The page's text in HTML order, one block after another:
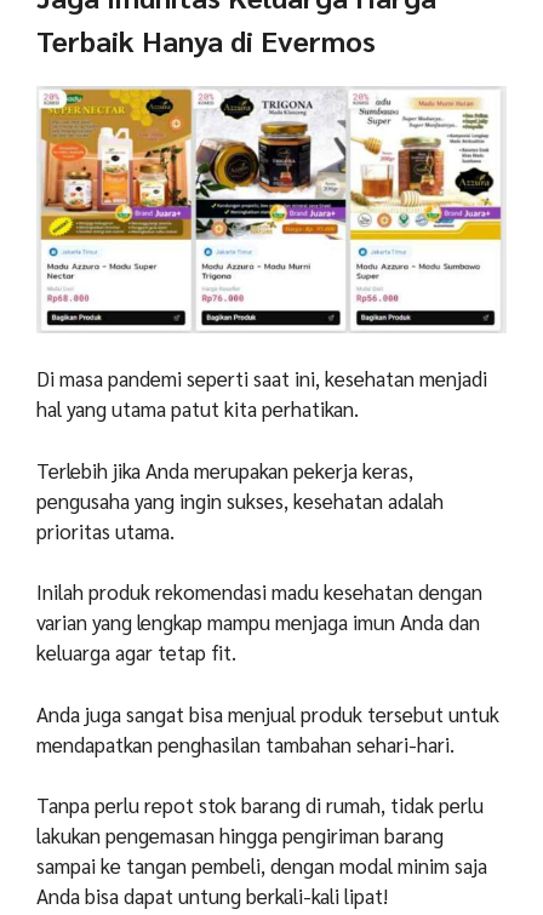
Terbaik Hanya di Evermos
Di masa pandemi seperti saat ini, kesehatan menjadi
hal yang utama patut kita perhatikan.
Terlebih jika Anda merupakan pekerja keras,
pengusaha yang ingin sukses, kesehatan adalah
prioritas utama.
Inilah produk rekomendasi madu kesehatan dengan
varian yang lengkap mampu menjaga imun Anda dan
keluarga agar tetap fit.
Anda juga sangat bisa menjual produk tersebut untuk
mendapatkan penghasilan tambahan sehari-hari.
Tanpa perlu repot stok barang di rumah, tidak perlu
lakukan pengemasan hingga pengiriman barang
sampai ke tangan pembeli, dengan modal minim saja
Anda bisa dapat untung berkali-kali lipat!